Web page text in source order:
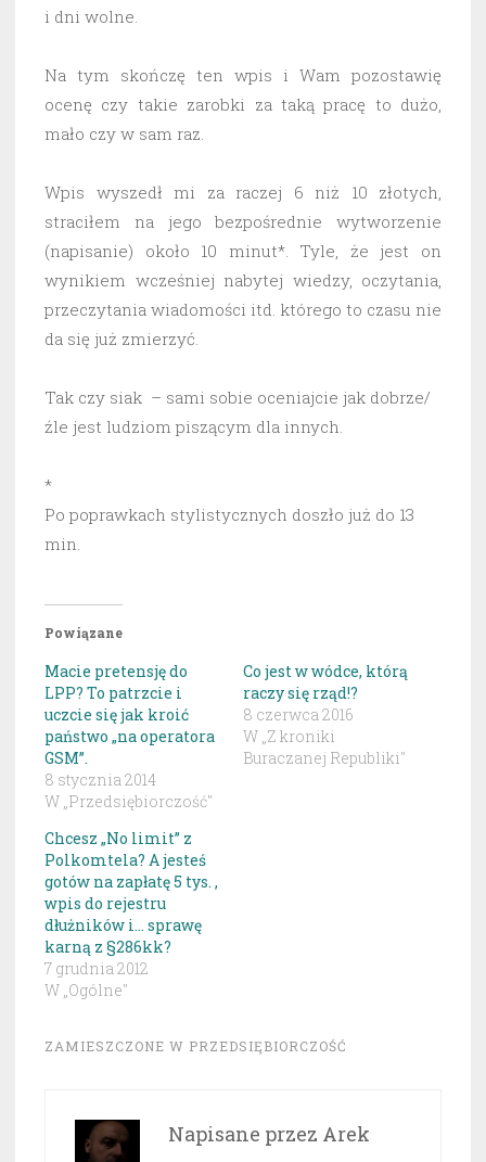
i dni wolne.
Na tym skończę ten wpis i Wam pozostawię
ocenę czy takie zarobki za taką pracę to dużo,
mało czy w sam raz.
Wpis wyszedł mi za raczej 6 niż 10 złotych,
straciłem na jego bezpośrednie wytworzenie
(napisanie) około 10 minut*. Tyle, że jest on
wynikiem wcześniej nabytej wiedzy, oczytania,
przeczytania wiadomości itd. którego to czasu nie
da się już zmierzyć.
Tak czy siak – sami sobie oceniajcie jak dobrze/
źle jest ludziom piszącym dla innych.
*
Po poprawkach stylistycznych doszło już do 13
min.
Powiązane
Macie pretensję do
LPP? To patrzcie i
uczcie się jak kroić
państwo „na operatora
GSM”.
8 stycznia 2014
W „Przedsiębiorczość"
Co jest w wódce, którą
raczy się rząd!?
8 czerwca 2016
W „Z kroniki
Buraczanej Republiki"
Chcesz „No limit” z
Polkomtela? A jesteś
gotów na zapłatę 5 tys. ,
wpis do rejestru
dłużników i… sprawę
karną z §286kk?
7 grudnia 2012
W „Ogólne"
ZAMIESZCZONE W PRZEDSIĘBIORCZOŚĆ
Napisane przez Arek